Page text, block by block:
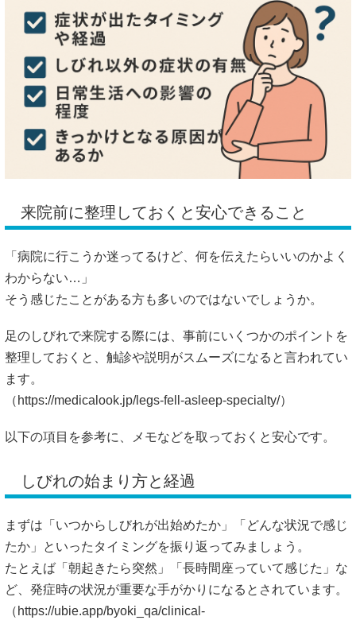
来院前に整理しておくと安心できること
「病院に行こうか迷ってるけど、何を伝えたらいいのかよく
わからない…」
そう感じたことがある方も多いのではないでしょうか。
足のしびれで来院する際には、事前にいくつかのポイントを
整理しておくと、触診や説明がスムーズになると言われてい
ます。
（ https://medicalook.jp/legs-fell-asleep-specialty/）
以下の項目を参考に、メモなどを取っておくと安心です。
しびれの始まり方と経過
まずは「いつからしびれが出始めたか」「どんな状況で感じ
たか」といったタイミングを振り返ってみましょう。
たとえば「朝起きたら突然」「長時間座っていて感じた」な
ど、発症時の状況が重要な手がかりになるとされています。
（ https://ubie.app/byoki_qa/clinical-